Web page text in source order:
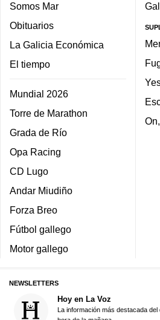
Somos Mar
Obituarios
La Galicia Económica
El tiempo
Mundial 2026
Torre de Marathon
Grada de Río
Opa Racing
CD Lugo
Andar Miudiño
Forza Breo
Fútbol gallego
Motor gallego
NEWSLETTERS
Hoy en La Voz
La información más destacada